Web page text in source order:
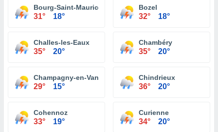
Bourg-Saint-Maurice
31° 18°
Bozel
32° 18°
Challes-les-Eaux
35° 20°
Chambéry
35° 20°
Champagny-en-Vanoise
29° 15°
Chindrieux
36° 20°
Cohennoz
33° 19°
Curienne
34° 20°